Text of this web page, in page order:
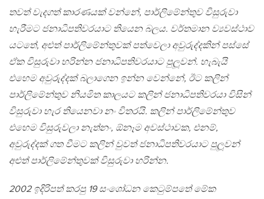
තවත් වැදගත් කාරණයක් වන්නේ, පාර්ලිමේන්තුව විසුරුවා
හැරීමට ජනාධිපතිවරයාට තියෙන බලය. වර්තමාන ව්‍යවස්ථාව
යටතේ, අළුත් පාර්ලිමේන්තුවක් පත්වෙලා අවුරුද්දකින් පස්සේ
ඒක විසුරුවා හරින්න ජනාධිපතිවරයාට පුලූවන්. හැබැයි
එහෙම අවුරුද්දක් බලාගෙන ඉන්න වෙන්නේ, ඊට කලින්
පාර්ලිමේන්තුව නියමිත කාලයට කලින් ජනාධිපතිවරයා විසින්
විසුරුවා හැර තියෙනවා නං විතරයි. කලින් පාර්ලිමේන්තුව
එහෙම විසුරුවලා නැත්නං, ඕනෑම අවස්ථාවක, එනම්,
අවුරුද්දක් ගත වීමට කලින් වුවත් ජනාධිපතිවරයාට පුලූවන්
අළුත් පාර්ලිමේන්තුවක් විසුරුවා හරින්න.
2002 ඉදිරිපත් කරපු 19 සංශෝධන කෙටුම්පතේ මේක